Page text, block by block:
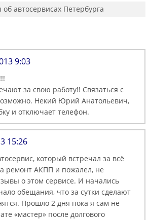
автосервисах Петербурга
9:03
за свою работу!! Связаться с
Некий Юрий Анатольевич,
и отключает телефон.
15:26
который встречал за всё
ремонт АКПП и пожалел, не
о этом сервисе. И начались
обещания, что за сутки сделают
Прошло 2 дня пока я сам не
«мастер» после долгового